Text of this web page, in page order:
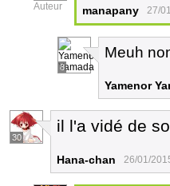
Auteur manapany 27/
8
Meuh
Yamenor
30
il l'a vidé de
Hana-chan 26/01/